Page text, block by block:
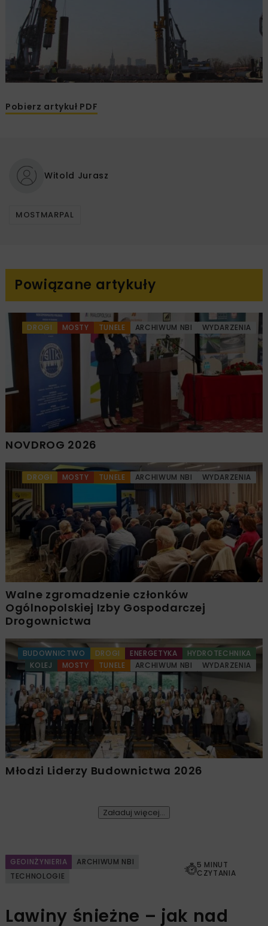
Pobierz artykuł PDF
Witold Jurasz
MOSTMARPAL
Powiązane artykuły
DROGI MOSTY TUNELE ARCHIWUM NBI WYDARZENIA
NOVDROG 2026
DROGI MOSTY TUNELE ARCHIWUM NBI WYDARZENIA
Walne zgromadzenie członków
Ogólnopolskiej Izby Gospodarczej
Drogownictwa
BUDOWNICTWO DROGI ENERGETYKA
HYDROTECHNIKA
KOLEJ
MOSTY TUNELE ARCHIWUM NBI WYDARZENIA
Młodzi Liderzy Budownictwa 2026
Załaduj więcej...
GEOINŻYNIERIA
ARCHIWUM NBI
TECHNOLOGIE
5 MINUT
CZYTANIA
Lawiny śnieżne – jak nad